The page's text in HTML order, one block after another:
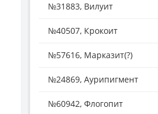
№31883, Вилуит
№40507, Крокоит
№57616, Марказит(?)
№24869, Аурипигмент
№60942, Флогопит